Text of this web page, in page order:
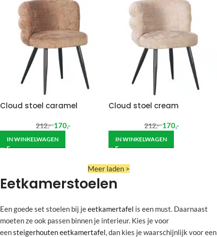
Cloud stoel caramel
212,- 170,-
IN WINKELWAGEN
Cloud stoel cream
212,- 170,-
IN WINKELWAGEN
Meer laden >
Eetkamerstoelen
Een goede set stoelen bij jeeetkamertafel is een must. Daarnaast
moeten ze ook passen binnen je interieur. Kies je voor
eensteigerhouten eetkamertafel, dan kies je waarschijnlijk voor een